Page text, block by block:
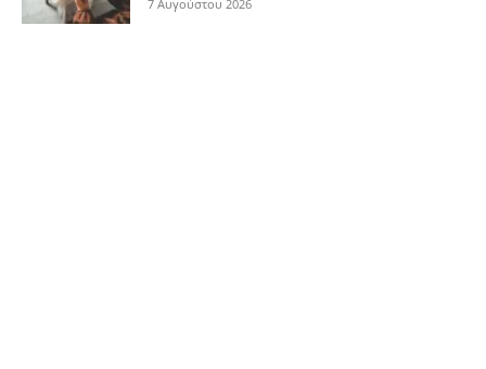
7 Αυγούστου 2026